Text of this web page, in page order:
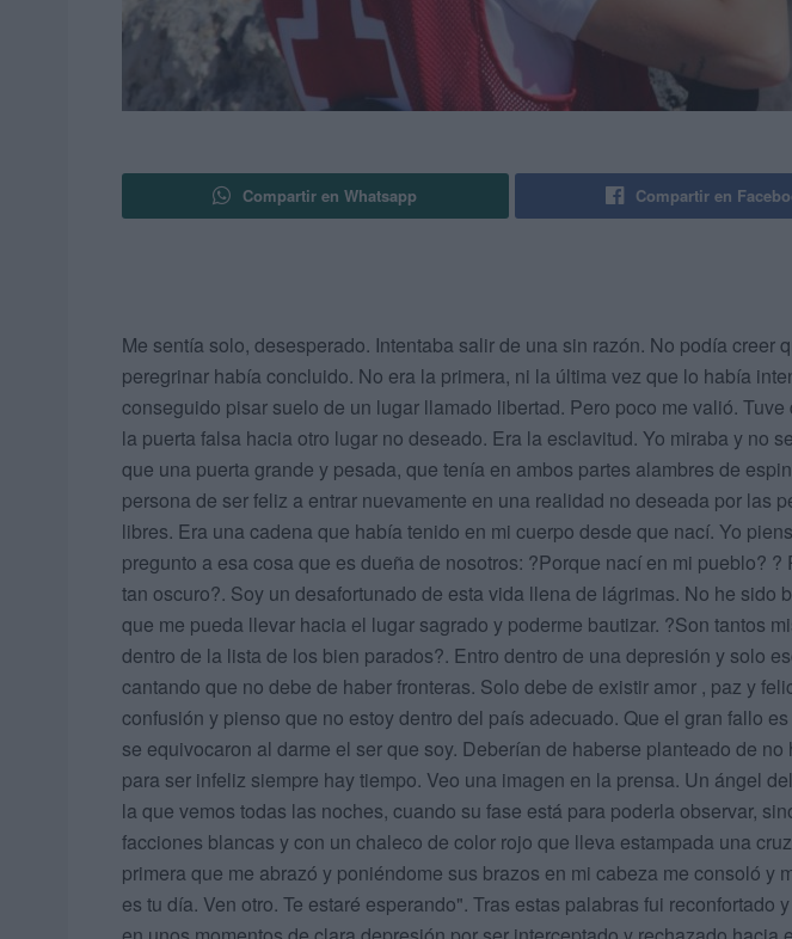
Compartir en Whatsapp Compartir en
Me sentía solo, desesperado. Intentaba salir de una sin razón. No podía creer
peregrinar había concluido. No era la primera, ni la última vez que lo había
conseguido pisar suelo de un lugar llamado libertad. Pero poco me valió.
la puerta falsa hacia otro lugar no deseado. Era la esclavitud. Yo miraba y no
que una puerta grande y pesada, que tenía en ambos partes alambres de
persona de ser feliz a entrar nuevamente en una realidad no deseada por las
libres. Era una cadena que había tenido en mi cuerpo desde que nací. Yo
pregunto a esa cosa que es dueña de nosotros: ?Porque nací en mi pueblo? ?
tan oscuro?. Soy un desafortunado de esta vida llena de lágrimas. No he sido
que me pueda llevar hacia el lugar sagrado y poderme bautizar. ?Son tantos
dentro de la lista de los bien parados?. Entro dentro de una depresión y solo
cantando que no debe de haber fronteras. Solo debe de existir amor , paz y
confusión y pienso que no estoy dentro del país adecuado. Que el gran fallo
se equivocaron al darme el ser que soy. Deberían de haberse planteado de no
para ser infeliz siempre hay tiempo. Veo una imagen en la prensa. Un ángel
la que vemos todas las noches, cuando su fase está para poderla observar,
facciones blancas y con un chaleco de color rojo que lleva estampada una
primera que me abrazó y poniéndome sus brazos en mi cabeza me consoló y
es tu día. Ven otro. Te estaré esperando". Tras estas palabras fui reconfortado